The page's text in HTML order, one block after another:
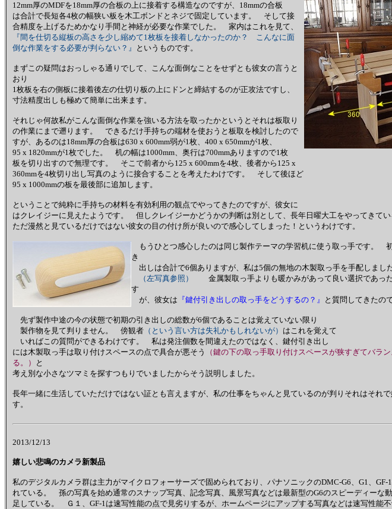
12mm厚のMDFを18mm厚の合板の上に接着する構造なのですが、18mmの合板
は合計で長短各4枚の幅狭い板を木工ボンドとネジで固定しています。 そして接
合精度を上げるためかなり手間と神経が必要な作業でした。 家内はこれを見て、
『間を仕切る縦板の高さを少し縮めて1枚板を接着しなかったのか？ こんなに面
倒な作業をする必要が判らない？』
というものです。
まずこの疑問はおっしゃる通りでして、こんな面倒なことをせずとも彼女の言うと
おり
1枚板を右の側板に接着後左の仕切り板の上にドンと締結するのが正攻法ですし、
寸法精度出しも極めて簡単に出来ます。
それじゃ何故私がこんな面倒な作業を強いる方法を取ったかというとそれは板取り
の作業にまで遡ります。 できるだけ手持ちの端材を使おうと板取を検討したので
すが、あるのは18mm厚の合板は630 x 600mm弱が1枚、400 x 650mmが1枚、
95 x 1820mmが1枚でした。 机の幅は1000mm、奥行は700mmありますので1枚
板を切り出すので無理です。 そこで前者から125 x 600mmを4枚、後者から125 x
360mmを4枚切り出し写真のように接合することを考えたわけです。 そして後ほど
95 x 1000mmの板を最後部に追加します。
ということで純粋に手持ちの材料を有効利用の観点でやってきたのですが、彼女に
はクレイジーに見えたようです。 但しクレイジーかどうかの判断は別として、長年日曜大工をやってきてい
ただ漫然と見ているだけではない彼女の目の付け所が良いので感心してしまった！というわけです。
もうひとつ感心したのは同じ製作テーマの学習机に使う取っ手です。 初
き
出しは合計で6個ありますが、私は5個の無地の木製取っ手を手配しました
（左写真参照）
金属製取っ手よりも暖かみがあって良い選択であっ
す
が、彼女は 『鍵付引き出しの取っ手をどうするの？』 と質問してきたので
先ず製作中途の今の状態で初期の引き出しの総数が6個であることは覚えていない限り
製作物を見て判りません。 傍観者 （という言い方は失礼かもしれないが） はこれを覚えて
いればこの質問ができるわけです。 私は発注個数を間違えたのではなく、鍵付引き出し
には木製取っ手は取り付けスペースの点で具合が悪そう
（鍵の下の取っ手取り付けスペースが狭すぎてバラ
る。）
と
考え別な小さなツマミを探すつもりでいましたからそう説明しました。
長年一緒に生活していただけではない証とも言えますが、私の仕事をちゃんと見ているのが判りそれはそれ
す。
2013/12/13
嬉しい悲鳴のカメラ新製品
私のデジタルカメラ群は主力がマイクロフォーサーズで固められており、パナソニックのDMC-G6、G1、GF-
れている。 孫の写真を始め通常のスナップ写真、記念写真、風景写真などは最新型のG6のスピーディーな
足している。 Ｇ１、GF-1は速写性能の点で見劣りするが、ホームページにアップする写真などは速写性能